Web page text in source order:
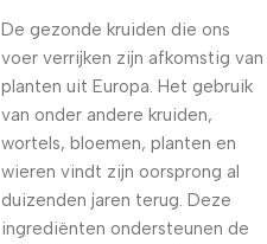
De gezonde kruiden die ons
voer verrijken zijn afkomstig van
planten uit Europa. Het gebruik
van onder andere kruiden,
wortels, bloemen, planten en
wieren vindt zijn oorsprong al
duizenden jaren terug. Deze
ingrediënten ondersteunen de